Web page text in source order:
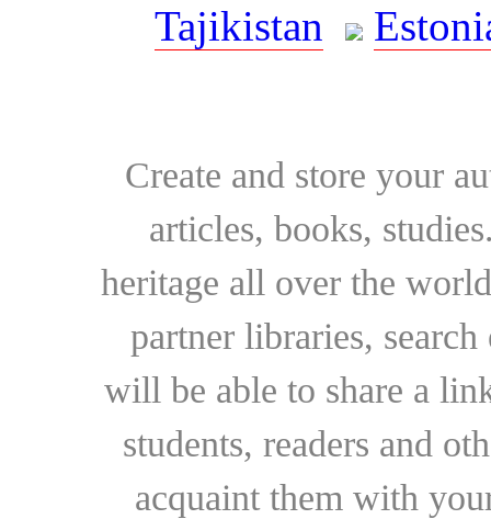
Tajikistan
Create and store your
articles, books,
heritage all over the
partner libraries,
will be able to share a
students, readers and
acquaint them with